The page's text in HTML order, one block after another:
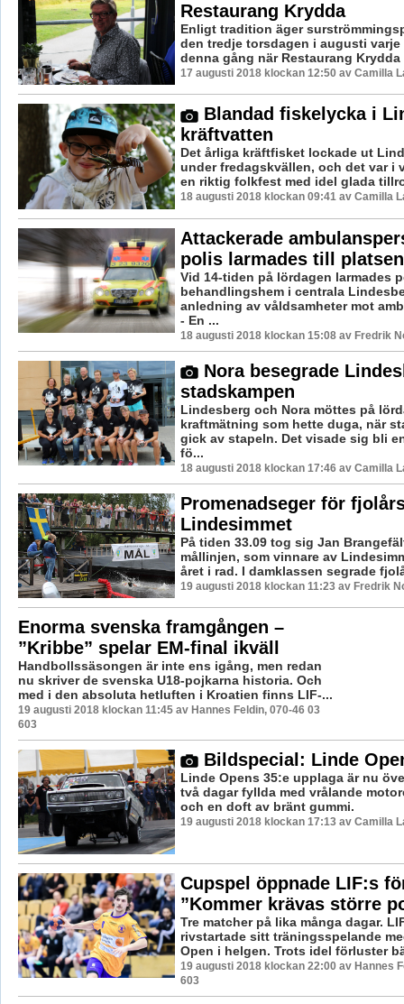
Restaurang Krydda
Enligt tradition äger
den tredje torsdagen i augusti varje
denna gång när Restaurang
17 augusti 2018 klockan 12:50 av Camilla
Blandad fiskelycka i
kräftvatten
Det årliga kräftfisket lockade ut
under fredagskvällen, och det var i
en riktig folkfest med idel glada
18 augusti 2018 klockan 09:41 av Camilla
Attackerade
polis larmades till platsen
Vid 14-tiden på lördagen larmades
behandlingshem i centrala
anledning av våldsamheter mot
- En ...
18 augusti 2018 klockan 15:08 av Fredrik
Nora besegrade
stadskampen
Lindesberg och Nora möttes på
kraftmätning som hette duga, när
gick av stapeln. Det visade sig bli
fö...
18 augusti 2018 klockan 17:46 av Camilla
Promenadseger för
Lindesimmet
På tiden 33.09 tog sig Jan
mållinjen, som vinnare av
året i rad. I damklassen segrade
19 augusti 2018 klockan 11:23 av Fredrik
Enorma svenska framgången –
”Kribbe” spelar EM-final ikväll
Handbollssäsongen är inte ens igång, men redan
nu skriver de svenska U18-pojkarna historia. Och
med i den absoluta hetluften i Kroatien finns LIF-...
19 augusti 2018 klockan 11:45 av Hannes Feldin, 070-46 03
603
Bildspecial: Linde
Linde Opens 35:e upplaga är nu
två dagar fyllda med vrålande
och en doft av bränt gummi.
19 augusti 2018 klockan 17:13 av Camilla
Cupspel öppnade LIF:s
”Kommer krävas större
Tre matcher på lika många dagar.
rivstartade sitt träningsspelande
Open i helgen. Trots idel förluster
19 augusti 2018 klockan 22:00 av Hannes
603